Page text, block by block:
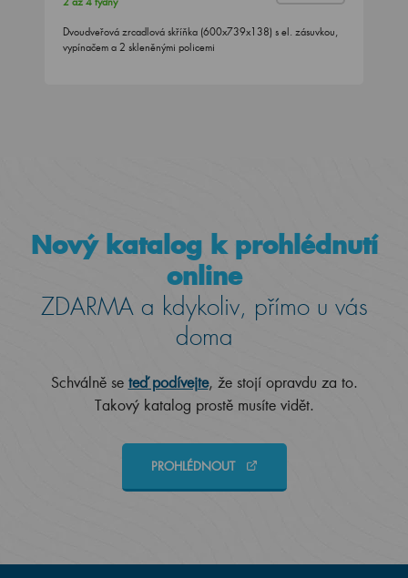
Dvoudveřová zrcadlová skříňka (600x739x138) s el. zásuvkou,
vypínačem a 2 skleněnými policemi
Nový katalog k prohlédnutí
online
ZDARMA a kdykoliv, přímo u vás
doma
Schválně se teď podívejte, že stojí opravdu za to.
Takový katalog prostě musíte vidět.
PROHLÉDNOUT